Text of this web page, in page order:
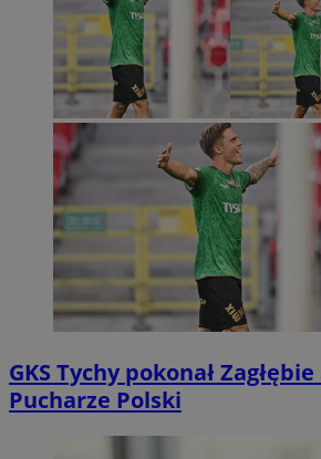
GKS Tychy pokonał
Pucharze Polski